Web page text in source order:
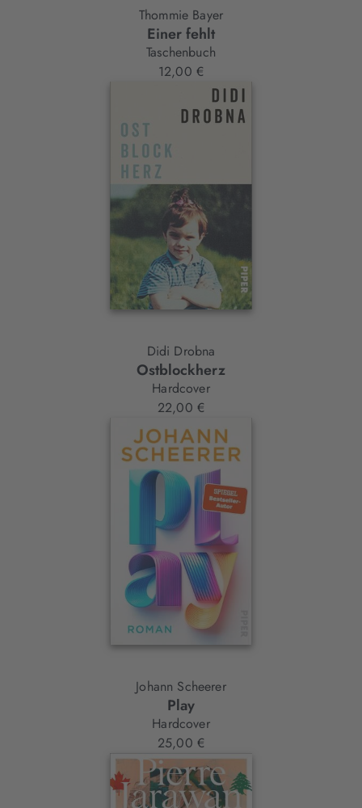
Thommie Bayer
Einer fehlt
Taschenbuch
12,00 €
Didi Drobna
Ostblockherz
Hardcover
22,00 €
Johann Scheerer
Play
Hardcover
25,00 €